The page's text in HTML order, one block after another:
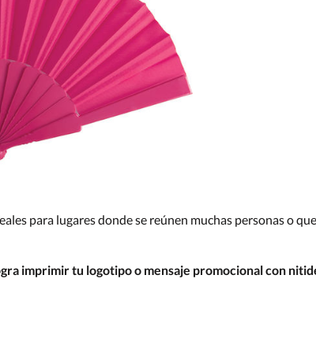
para lugares donde se reúnen muchas personas o que
imprimir tu logotipo o mensaje promocional con